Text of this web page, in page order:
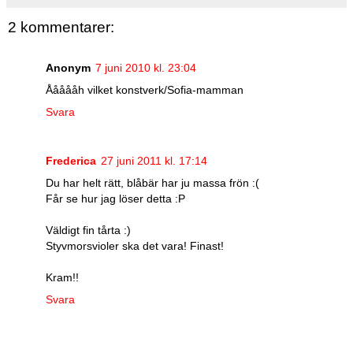
2 kommentarer:
Anonym 7 juni 2010 kl. 23:04
Åååååh vilket konstverk/Sofia-mamman
Svara
Frederica 27 juni 2011 kl. 17:14
Du har helt rätt, blåbär har ju massa frön :(
Får se hur jag löser detta :P
Väldigt fin tårta :)
Styvmorsvioler ska det vara! Finast!
Kram!!
Svara